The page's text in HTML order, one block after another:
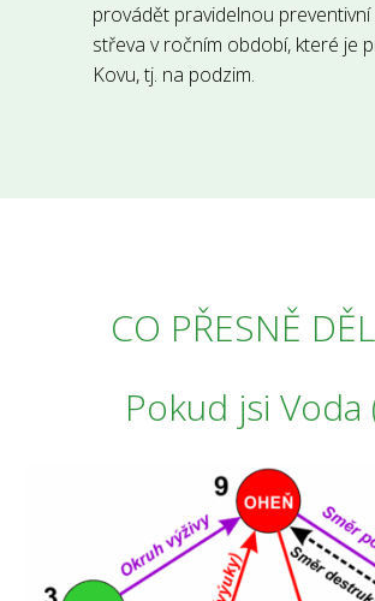
provádět pravidelnou
střeva v ročním období, které je
Kovu, tj. na podzim.
CO PŘESNĚ
Pokud jsi Voda